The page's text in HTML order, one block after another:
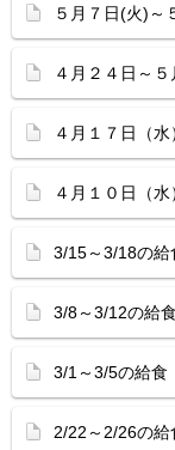
５月７日(火)～
４月２４日～
４月１７日（
４月１０日（
3/15～3/18の給
3/8～3/12の給食
3/1～3/5の給食
2/22～2/26の給